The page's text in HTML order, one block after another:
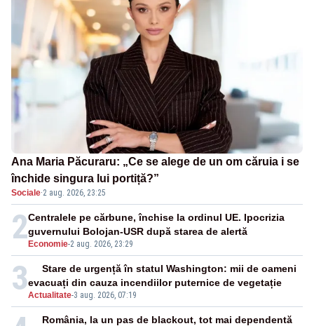
Ana Maria Păcuraru: „Ce se alege de un om căruia i se
închide singura lui portiță?”
Sociale·2 aug. 2026, 23:25
2 Economie-2 aug. 2026, 23:29
Centralele pe cărbune, închise la ordinul UE. Ipocrizia
guvernului Bolojan-USR după starea de alertă
3Actualitate-3 aug. 2026, 07:19
Stare de urgență în statul Washington: mii de oameni
evacuați din cauza incendiilor puternice de vegetație
România, la un pas de blackout, tot mai dependentă